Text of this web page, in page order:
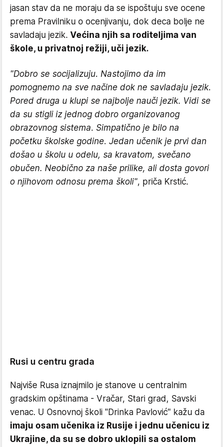
jasan stav da ne moraju da se ispoštuju sve ocene
prema Pravilniku o ocenjivanju, dok deca bolje ne
savladaju jezik. Većina njih sa roditeljima van
škole, u privatnoj režiji, uči jezik.
"Dobro se socijalizuju. Nastojimo da im
pomognemo na sve načine dok ne savladaju jezik.
Pored druga u klupi se najbolje nauči jezik. Vidi se
da su stigli iz jednog dobro organizovanog
obrazovnog sistema. Simpatično je bilo na
početku školske godine. Jedan učenik je prvi dan
došao u školu u odelu, sa kravatom, svečano
obučen. Neobično za naše prilike, ali dosta govori
o njihovom odnosu prema školi", priča Krstić.
Rusi u centru grada
Najviše Rusa iznajmilo je stanove u centralnim
gradskim opštinama - Vračar, Stari grad, Savski
venac. U Osnovnoj školi "Drinka Pavlović" kažu da
imaju osam učenika iz Rusije i jednu učenicu iz
Ukrajine, da su se dobro uklopili sa ostalom